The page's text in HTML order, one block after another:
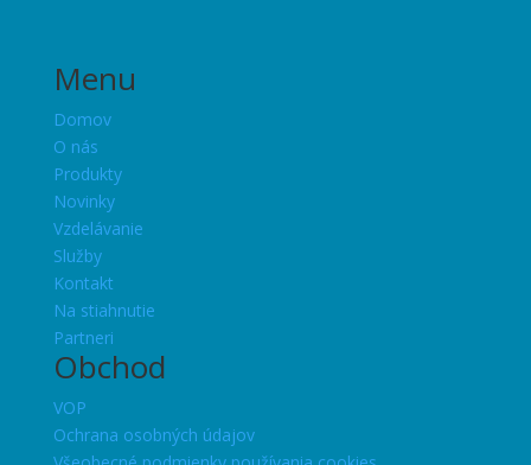
Menu
Domov
O nás
Produkty
Novinky
Vzdelávanie
Služby
Kontakt
Na stiahnutie
Partneri
Obchod
VOP
Ochrana osobných údajov